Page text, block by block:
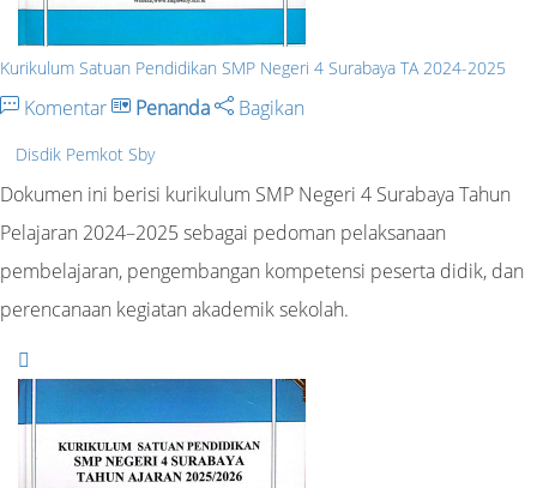
Kurikulum Satuan Pendidikan SMP Negeri 4 Surabaya TA 2024-2025
Komentar Penanda Bagikan
Disdik Pemkot Sby
Dokumen ini berisi kurikulum SMP Negeri 4 Surabaya Tahun
Pelajaran 2024–2025 sebagai pedoman pelaksanaan
pembelajaran, pengembangan kompetensi peserta didik, dan
perencanaan kegiatan akademik sekolah.